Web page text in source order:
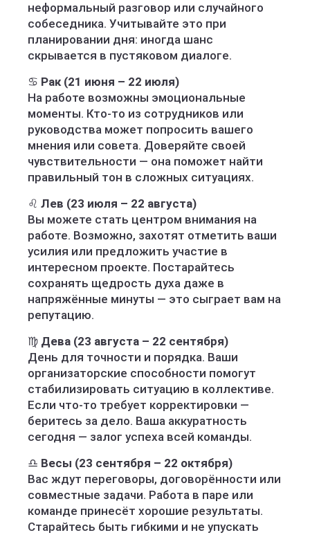
неформальный разговор или случайного
собеседника. Учитывайте это при
планировании дня: иногда шанс
скрывается в пустяковом диалоге.
♋ Рак (21 июня – 22 июля)
На работе возможны эмоциональные
моменты. Кто-то из сотрудников или
руководства может попросить вашего
мнения или совета. Доверяйте своей
чувствительности — она поможет найти
правильный тон в сложных ситуациях.
♌ Лев (23 июля – 22 августа)
Вы можете стать центром внимания на
работе. Возможно, захотят отметить ваши
усилия или предложить участие в
интересном проекте. Постарайтесь
сохранять щедрость духа даже в
напряжённые минуты — это сыграет вам на
репутацию.
♍ Дева (23 августа – 22 сентября)
День для точности и порядка. Ваши
организаторские способности помогут
стабилизировать ситуацию в коллективе.
Если что-то требует корректировки —
беритесь за дело. Ваша аккуратность
сегодня — залог успеха всей команды.
♎ Весы (23 сентября – 22 октября)
Вас ждут переговоры, договорённости или
совместные задачи. Работа в паре или
команде принесёт хорошие результаты.
Старайтесь быть гибкими и не упускать